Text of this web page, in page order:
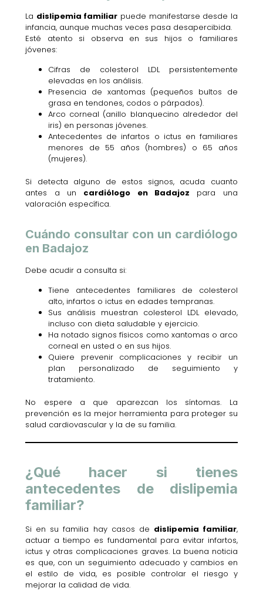
La dislipemia familiar puede manifestarse desde la
infancia, aunque muchas veces pasa desapercibida.
Esté atento si observa en sus hijos o familiares
jóvenes:
Cifras de colesterol LDL persistentemente
elevadas en los análisis.
Presencia de xantomas (pequeños bultos de
grasa en tendones, codos o párpados).
Arco corneal (anillo blanquecino alrededor del
iris) en personas jóvenes.
Antecedentes de infartos o ictus en familiares
menores de 55 años (hombres) o 65 años
(mujeres).
Si detecta alguno de estos signos, acuda cuanto
antes a un cardiólogo en Badajoz para una
valoración específica.
Cuándo consultar con un cardiólogo
en Badajoz
Debe acudir a consulta si:
Tiene antecedentes familiares de colesterol
alto, infartos o ictus en edades tempranas.
Sus análisis muestran colesterol LDL elevado,
incluso con dieta saludable y ejercicio.
Ha notado signos físicos como xantomas o arco
corneal en usted o en sus hijos.
Quiere prevenir complicaciones y recibir un
plan personalizado de seguimiento y
tratamiento.
No espere a que aparezcan los síntomas. La
prevención es la mejor herramienta para proteger su
salud cardiovascular y la de su familia.
¿Qué hacer si tienes
antecedentes de dislipemia
familiar?
Si en su familia hay casos de dislipemia familiar,
actuar a tiempo es fundamental para evitar infartos,
ictus y otras complicaciones graves. La buena noticia
es que, con un seguimiento adecuado y cambios en
el estilo de vida, es posible controlar el riesgo y
mejorar la calidad de vida.